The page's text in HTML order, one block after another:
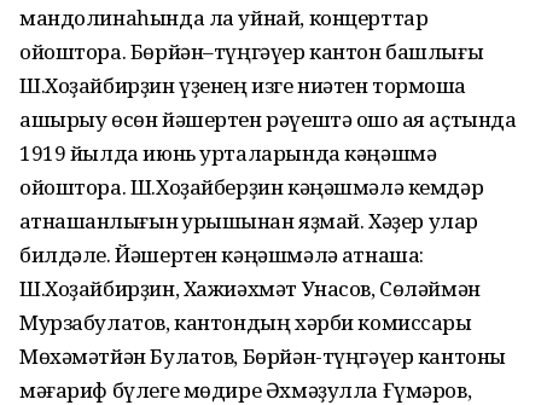
мандолинаһында ла уйнай, концерттар
ойоштора. Бөрйән–түңгәүер кантон башлығы
Ш.Хоҙайбирҙин үҙенең изге ниәтен тормошҡа
ашырыу өсөн йәшертен рәүештә ошо ҡая аҫтында
1919 йылда июнь урталарында кәңәшмә
ойоштора. Ш.Хоҙайберҙин кәңәшмәлә кемдәр
ҡатнашҡанлығын ҡурҡышынан яҙмай. Хәҙер улар
билдәле. Йәшертен кәңәшмәлә ҡатнаша:
Ш.Хоҙайбирҙин, Хажиәхмәт Унасов, Сөләймән
Мурзабулатов, кантондың хәрби комиссары
Мөхәмәтйән Булатов, Бөрйән-түңгәүер кантоны
мәғариф бүлеге мөдире Әхмәҙулла Ғүмәров,